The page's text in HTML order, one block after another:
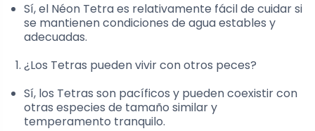
Sí, el Néon Tetra es relativamente fácil de cuidar si
se mantienen condiciones de agua estables y
adecuadas.
¿Los Tetras pueden vivir con otros peces?
Sí, los Tetras son pacíficos y pueden coexistir con
otras especies de tamaño similar y
temperamento tranquilo.